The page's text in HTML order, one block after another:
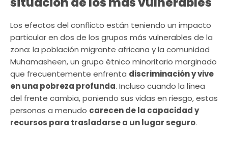
Los efectos del conflicto están teniendo un impacto
particular en dos de los grupos más vulnerables de la
zona: la población migrante africana y la comunidad
Muhamasheen, un grupo étnico minoritario marginado
que frecuentemente enfrenta discriminación y vive
en una pobreza profunda. Incluso cuando la línea
del frente cambia, poniendo sus vidas en riesgo, estas
personas a menudo carecen de la capacidad y
recursos para trasladarse a un lugar seguro.